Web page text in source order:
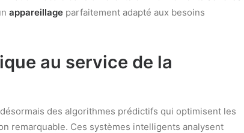
appareillage parfaitement adapté aux besoins
au service de la
des algorithmes prédictifs qui optimisent les
remarquable. Ces systèmes intelligents analysent